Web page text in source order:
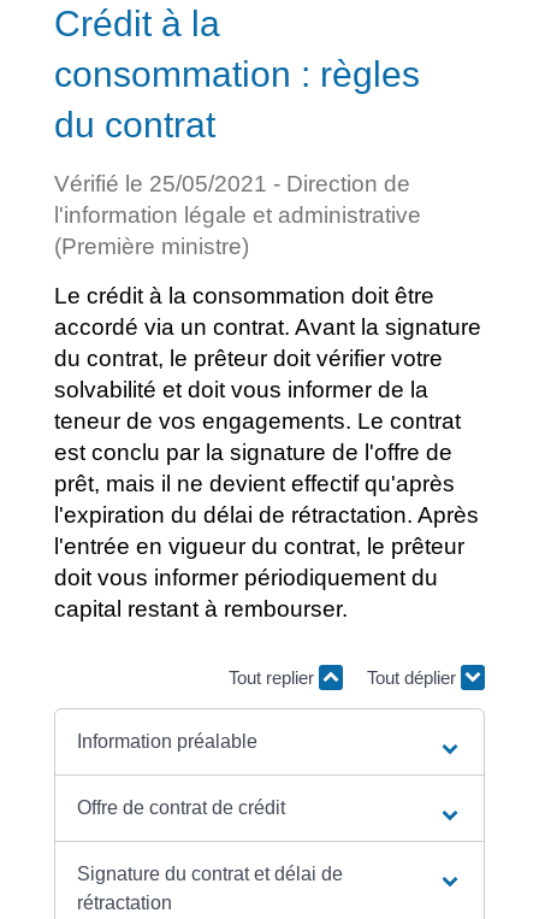
Crédit à la
consommation : règles
du contrat
Vérifié le 25/05/2021 - Direction de
l'information légale et administrative
(Première ministre)
Le crédit à la consommation doit être
accordé via un contrat. Avant la signature
du contrat, le prêteur doit vérifier votre
solvabilité et doit vous informer de la
teneur de vos engagements. Le contrat
est conclu par la signature de l'offre de
prêt, mais il ne devient effectif qu'après
l'expiration du délai de rétractation. Après
l'entrée en vigueur du contrat, le prêteur
doit vous informer périodiquement du
capital restant à rembourser.
Tout replier Tout déplier
Information préalable
Offre de contrat de crédit
Signature du contrat et délai de
rétractation